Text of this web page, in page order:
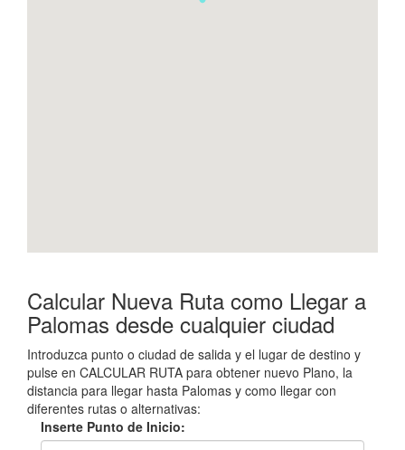
Calcular Nueva Ruta como Llegar a
Palomas desde cualquier ciudad
Introduzca punto o ciudad de salida y el lugar de destino y
pulse en CALCULAR RUTA para obtener nuevo Plano, la
distancia para llegar hasta Palomas y como llegar con
diferentes rutas o alternativas:
Inserte Punto de Inicio: